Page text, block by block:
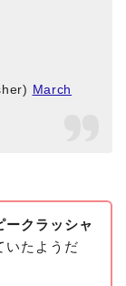
March
ークラッシャ
いたようだ